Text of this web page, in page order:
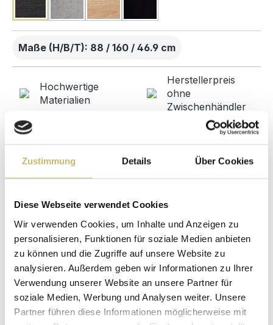
Zustimmung Details Über Cookies
Diese Webseite verwendet Cookies
Wir verwenden Cookies, um Inhalte und Anzeigen zu
personalisieren, Funktionen für soziale Medien anbieten
zu können und die Zugriffe auf unsere Website zu
analysieren. Außerdem geben wir Informationen zu Ihrer
Verwendung unserer Website an unsere Partner für
soziale Medien, Werbung und Analysen weiter. Unsere
Partner führen diese Informationen möglicherweise mit
Maße (H/B/T): 88 / 160 / 46.9 cm
Hochwertige
Materialien
Herstellerpreis
ohne
Zwischenhändler
Gut verpackt für
beschädigungsfreie
Lieferung
Produktdetails
Beschreibung
Badmöbel Qualitätsprodukt direkt ab Werk -
Designed in Germany: Wir bieten ein sehr gutes